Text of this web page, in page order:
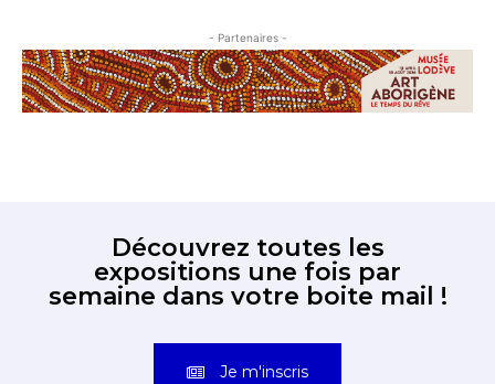
- Partenaires -
Découvrez toutes les
expositions une fois par
semaine dans votre boite mail !
Je m'inscris